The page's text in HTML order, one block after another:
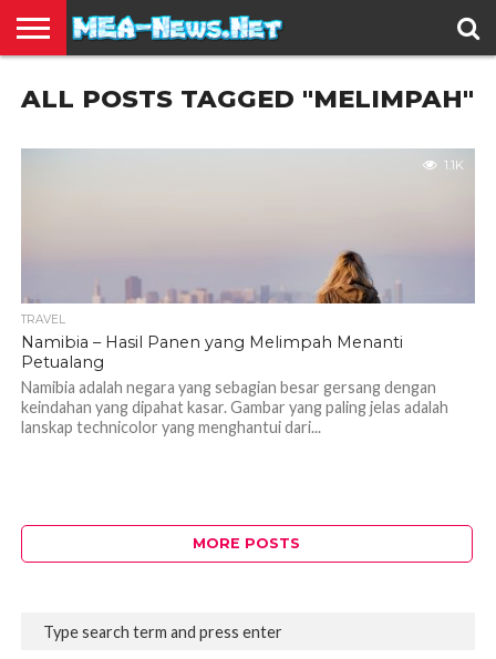
TERBARU
EDUKASI
HIBURAN
INSPIRASI
KESEHATAN
KULINER
OLAH
RAGA
OTOMOTIF
TRAVEL
JUAL
BELI
ALL POSTS TAGGED "MELIMPAH"
1.1K
TRAVEL
Namibia – Hasil Panen yang Melimpah Menanti
Petualang
Namibia adalah negara yang sebagian besar gersang dengan
keindahan yang dipahat kasar. Gambar yang paling jelas adalah
lanskap technicolor yang menghantui dari...
MORE POSTS